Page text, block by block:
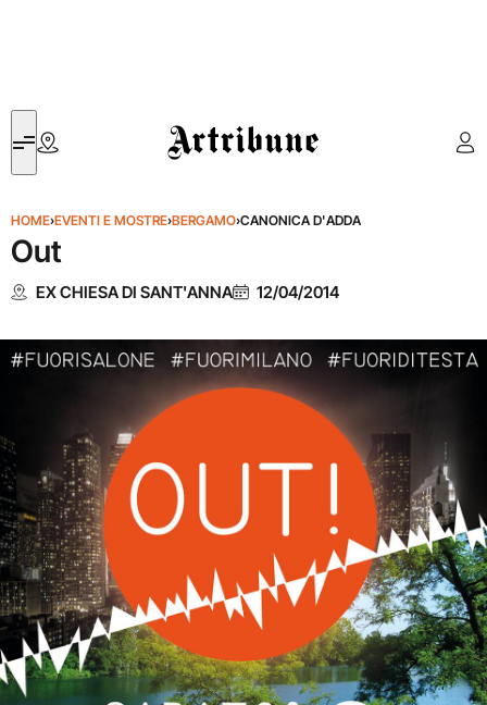
Artribune
HOME›EVENTI E MOSTRE›BERGAMO›CANONICA D'ADDA
Out
EX CHIESA DI SANT'ANNA 12/04/2014